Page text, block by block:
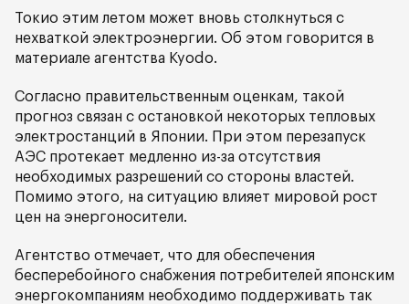
Токио этим летом может вновь столкнуться с
нехваткой электроэнергии. Об этом говорится в
материале агентства Kyodo.
Согласно правительственным оценкам, такой
прогноз связан с остановкой некоторых тепловых
электростанций в Японии. При этом перезапуск
АЭС протекает медленно из-за отсутствия
необходимых разрешений со стороны властей.
Помимо этого, на ситуацию влияет мировой рост
цен на энергоносители.
Агентство отмечает, что для обеспечения
бесперебойного снабжения потребителей японским
энергокомпаниям необходимо поддерживать так